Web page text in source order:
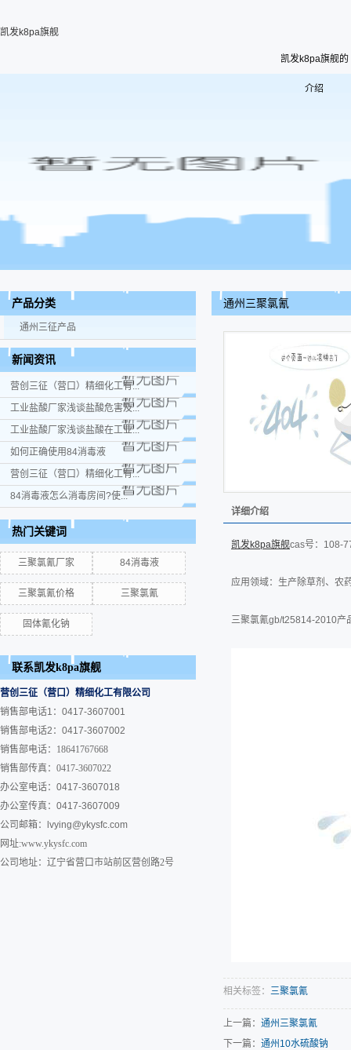
凯发k8pa旗舰
凯发k8pa旗舰的
介绍
产品分类
通州三征产品
新闻资讯
营创三征（营口）精细化工有...
工业盐酸厂家浅谈盐酸危害及...
工业盐酸厂家浅谈盐酸在工业...
如何正确使用84消毒液
营创三征（营口）精细化工有...
84消毒液怎么消毒房间?使...
热门关键词
三聚氯氰厂家 84消毒液
三聚氯氰价格 三聚氯氰
固体氰化钠
联系凯发k8pa旗舰
营创三征（营口）精细化工有限公司
销售部电话1：0417-3607001
销售部电话2：0417-3607002
销售部电话：18641767668
销售部传真：0417-3607022
办公室电话：0417-3607018
办公室传真：0417-3607009
公司邮箱：
lvying@ykysfc.com
网址:www.ykysfc.com
公司地址：辽宁省营口市站前区营创路2号
通州三聚氯氰
详细介绍
凯发k8pa旗舰cas号：108-
应用领域：生产除草剂、农
三聚氯氰gb/t25814-2010产
相关标签： 三聚氯氰
上一篇： 通州三聚氯氰
下一篇： 通州10水硫酸钠